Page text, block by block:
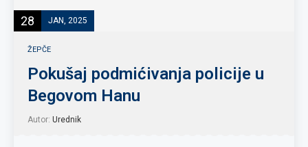
28 JAN, 2025
ŽEPČE
Pokušaj podmićivanja policije u
Begovom Hanu
Autor: Urednik